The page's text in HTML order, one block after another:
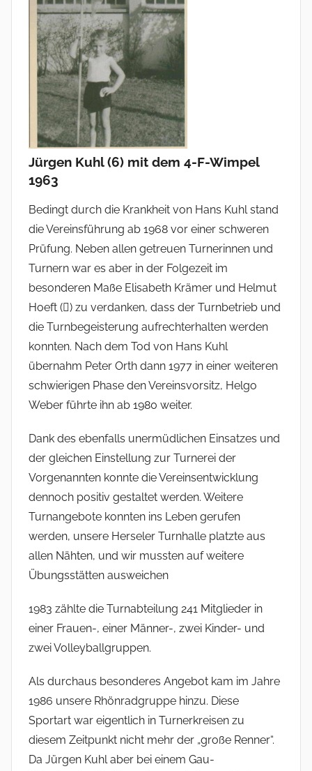
Jürgen Kuhl (6) mit dem 4-F-Wimpel
1963
Bedingt durch die Krankheit von Hans Kuhl stand
die Vereinsführung ab 1968 vor einer schweren
Prüfung. Neben allen getreuen Turnerinnen und
Turnern war es aber in der Folgezeit im
besonderen Maße Elisabeth Krämer und Helmut
Hoeft () zu verdanken, dass der Turnbetrieb und
die Turnbegeisterung aufrechterhalten werden
konnten. Nach dem Tod von Hans Kuhl
übernahm Peter Orth dann 1977 in einer weiteren
schwierigen Phase den Vereinsvorsitz, Helgo
Weber führte ihn ab 1980 weiter.
Dank des ebenfalls unermüdlichen Einsatzes und
der gleichen Einstellung zur Turnerei der
Vorgenannten konnte die Vereinsentwicklung
dennoch positiv gestaltet werden. Weitere
Turnangebote konnten ins Leben gerufen
werden, unsere Herseler Turnhalle platzte aus
allen Nähten, und wir mussten auf weitere
Übungsstätten ausweichen
1983 zählte die Turnabteilung 241 Mitglieder in
einer Frauen-, einer Männer-, zwei Kinder- und
zwei Volleyballgruppen.
Als durchaus besonderes Angebot kam im Jahre
1986 unsere Rhönradgruppe hinzu. Diese
Sportart war eigentlich in Turnerkreisen zu
diesem Zeitpunkt nicht mehr der „große Renner“.
Da Jürgen Kuhl aber bei einem Gau-